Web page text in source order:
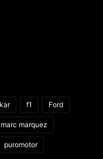
f1 Ford
marc marquez
puromotor